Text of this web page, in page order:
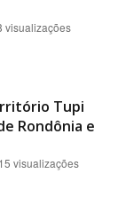
visualizações
Tupi
Rondônia e
visualizações